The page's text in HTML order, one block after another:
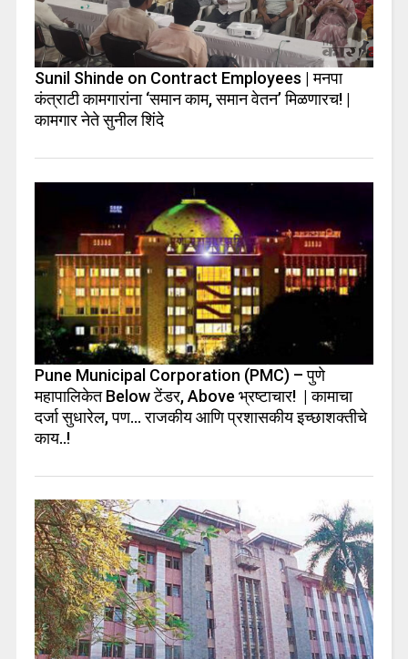
Sunil Shinde on Contract Employees | मनपा
कंत्राटी कामगारांना ‘समान काम, समान वेतन’ मिळणारच! |
कामगार नेते सुनील शिंदे
Pune Municipal Corporation (PMC) – पुणे
महापालिकेत Below टेंडर, Above भ्रष्टाचार! | कामाचा
दर्जा सुधारेल, पण… राजकीय आणि प्रशासकीय इच्छाशक्तीचे
काय..!